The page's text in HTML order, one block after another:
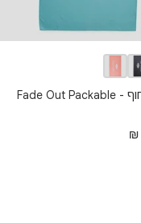
מגבת חוף - Fade Out Packable